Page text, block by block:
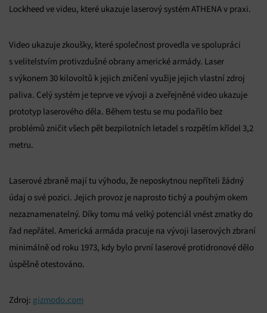
Lockheed ve videu, které ukazuje laserový systém ATHENA v praxi.
Video ukazuje zkoušky, které společnost provedla ve spolupráci
s velitelstvím protivzdušné obrany americké armády. Laser
s výkonem 30 kilovoltů k jejich zničení využije jejich vlastní zdroj
paliva. Celý systém je teprve ve vývoji a zveřejněné video ukazuje
prototyp laserového děla. Během testu se mu podařilo bez
problémů zničit všech pět bezpilotních letadel s rozpětím křídel 3,2
metru.
Laserové zbraně mají tu výhodu, že neposkytnou nepříteli žádný
údaj o své pozici. Jejich provoz je naprosto tichý a pouhým okem
nezaznamenatelný. Díky tomu má velký potenciál vnést zmatky do
řad nepřátel. Americká armáda pracuje na vývoji laserových zbraní
minimálně od roku 1973, kdy bylo první laserové protidronové dělo
úspěšně otestováno.
Zdroj: gizmodo.com